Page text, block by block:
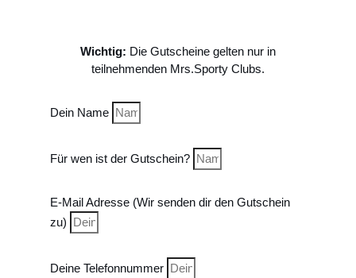
Wichtig: Die Gutscheine gelten nur in
teilnehmenden Mrs.Sporty Clubs.
Dein Name
Für wen ist der Gutschein?
E-Mail Adresse (Wir senden dir den Gutschein
zu)
Deine Telefonnummer